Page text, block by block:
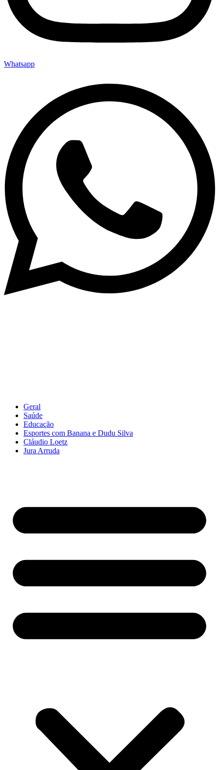
Whatsapp
Geral
Saúde
Educação
Esportes com Banana e Dudu Silva
Cláudio Loetz
Jura Arruda